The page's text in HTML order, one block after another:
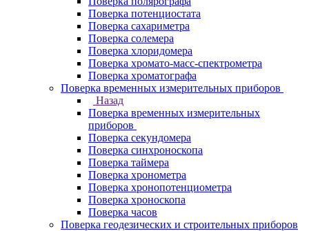
Поверка потенциостата
Поверка сахариметра
Поверка солемера
Поверка хлоридомера
Поверка хромато-масс-спектрометра
Поверка хроматографа
Поверка временных измерительных приборов
Назад
Поверка временных измерительных
приборов
Поверка секундомера
Поверка синхроноскопа
Поверка таймера
Поверка хронометра
Поверка хронопотенциометра
Поверка хроноскопа
Поверка часов
Поверка геодезических и строительных приборов